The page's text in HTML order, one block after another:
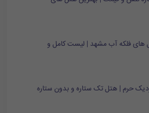
های فلکه آب مشهد | لیست کامل و
حرم | هتل تک ستاره و بدون ستاره